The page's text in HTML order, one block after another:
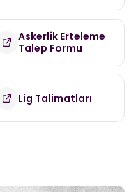
Askerlik Erteleme
Talep Formu
Lig Talimatları